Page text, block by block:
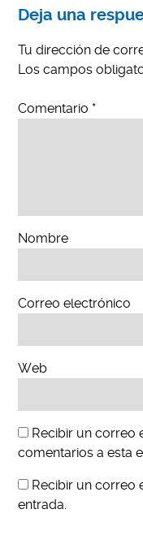
Deja una
Tu dirección de
Los campos
Comentario *
Nombre
Correo electrónico
Web
Recibir un correo
comentarios a esta
Recibir un correo
entrada.